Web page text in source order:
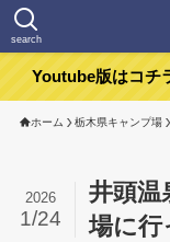
search
Youtube版はコチ
ホーム 栃木県キャンプ場
井頭温
場に行
2026
1/24